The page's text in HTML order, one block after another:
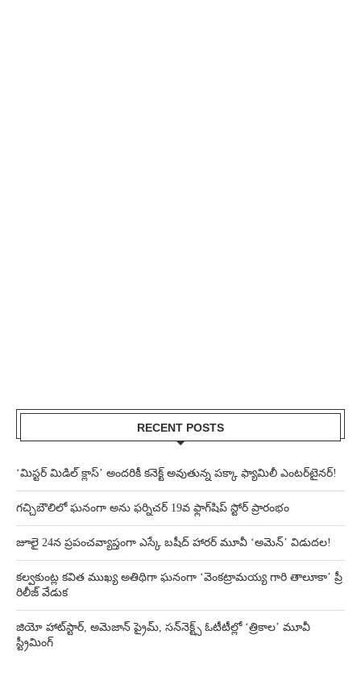
RECENT POSTS
‘మిస్టర్ మిడిల్ క్లాస్’ అందరికీ కనెక్ట్ అవుతున్న పక్కా ఫ్యామిలీ ఎంటర్‌టైనర్!
గచ్చిబౌలిలో ఘనంగా అను ఫర్నిచర్ 19వ ఫ్లాగ్‌షిప్ స్టోర్ ప్రారంభం
జూలై 24న ప్రపంచవ్యాప్తంగా ఎస్కే బషీద్‌ హారర్ మూవీ ‘అమెన్’ విడుదల!
కల్వకుంట్ల కవిత ముఖ్య అతిథిగా ఘనంగా ‘వెంకట్రామయ్య గారి తాలూకా’ ప్రీ
రిలీజ్ వేడుక
జియో హాట్‌స్టార్, అమెజాన్ ప్రైమ్, సన్‌నెక్ట్స్ ఓటీటీల్లో ‘త్రికాల’ మూవీ
స్ట్రీమింగ్